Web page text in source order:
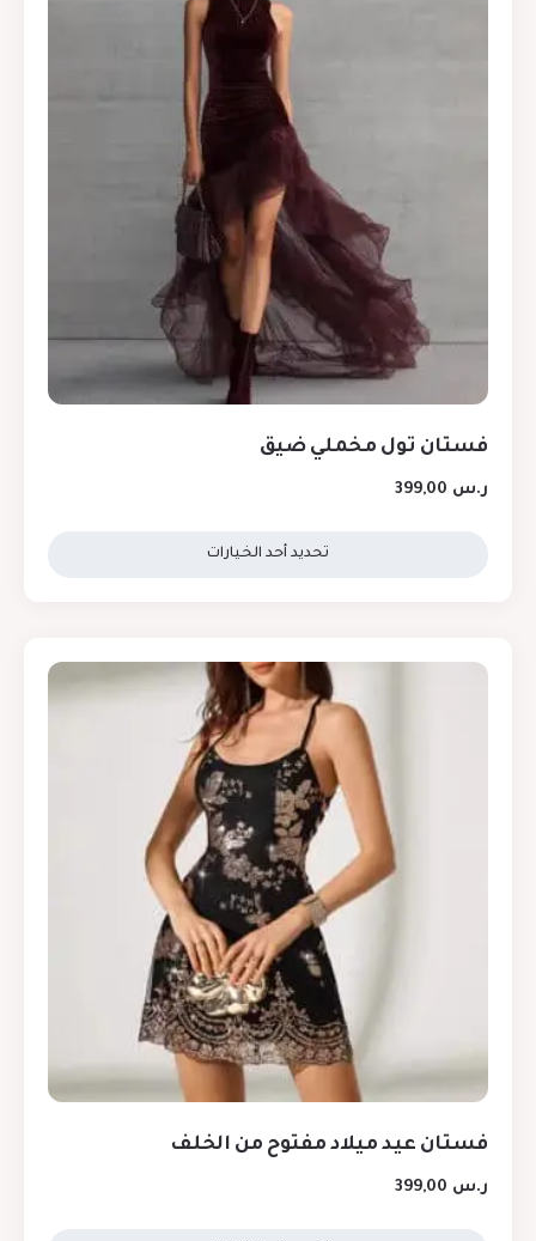
فستان تول مخملي ضيق
ر.س
تحديد أحد الخيارات
فستان عيد ميلاد مفتوح من الخلف
ر.س